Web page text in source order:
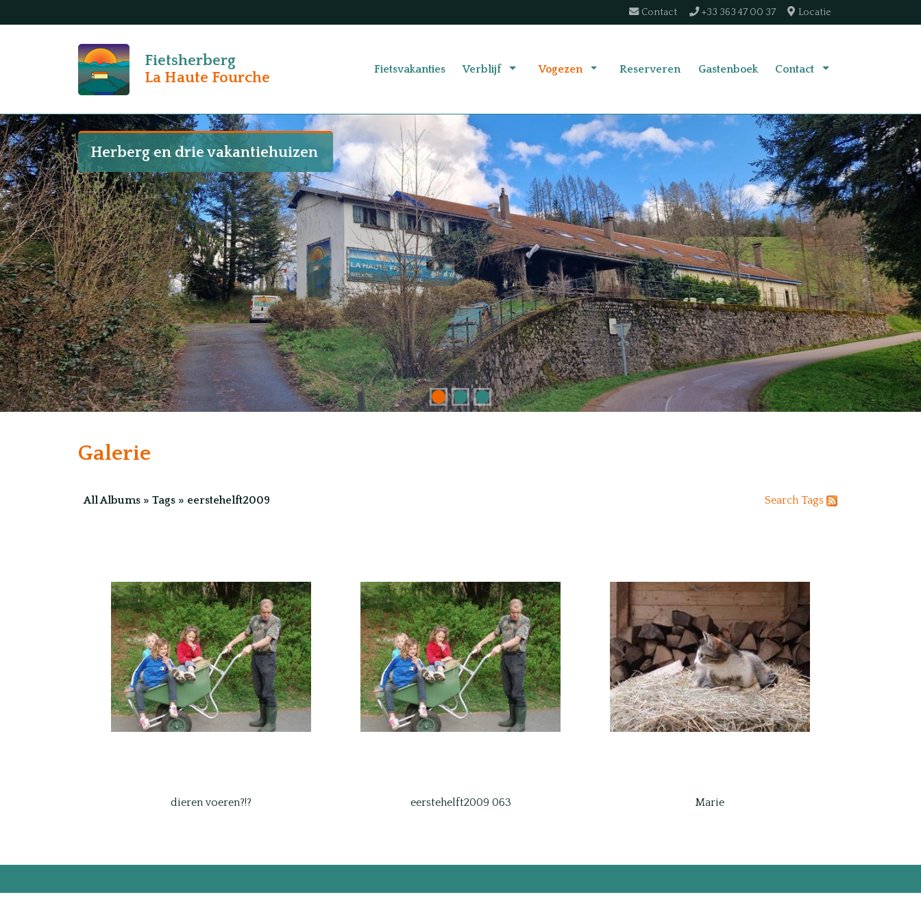
Contact +33 363 47 00 37 Locatie
Fietsherberg
La Haute Fourche
Fietsvakanties Verblijf Vogezen Reserveren Gastenboek Contact
Herberg en drie vakantiehuizen
Galerie
All Albums » Tags » eerstehelft2009 Search Tags
dieren voeren?!? eerstehelft2009 063 Marie